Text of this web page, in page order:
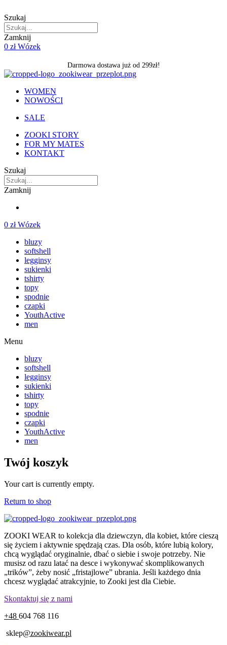
to
content
Szukaj
Zamknij
0 zł Wózek
Darmowa dostawa już od 299zł!
WOMEN
NOWOŚCI
SALE
ZOOKI STORY
FOR MY MATES
KONTAKT
Szukaj
Zamknij
0 zł Wózek
bluzy
softshell
legginsy
sukienki
tshirty
topy
spodnie
czapki
YouthActive
men
Menu
bluzy
softshell
legginsy
sukienki
tshirty
topy
spodnie
czapki
YouthActive
men
Twój koszyk
Your cart is currently empty.
Return to shop
ZOOKI WEAR to kolekcja dla dziewczyn, dla kobiet, które cieszą
się życiem i aktywnie spędzają czas. Dla osób, które lubią kolory,
chcą wyglądać oryginalnie, dbać o siebie i swoje potrzeby. Nie
musisz od razu latać na desce i wykonywać skomplikowanych
„trików”, żeby nosić „fristajlowe” ubrania. Jeśli każdego dnia
chcesz wyglądać atrakcyjnie, to Zooki jest dla Ciebie.
Skontaktuj się z nami
+48 604 768 116
sklep@zookiwear.pl